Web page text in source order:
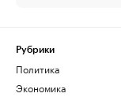
Рубрики
Политика
Экономика